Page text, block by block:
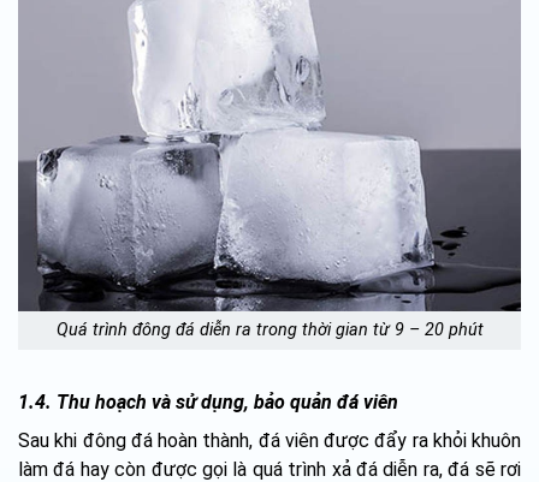
Quá trình đông đá diễn ra trong thời gian từ 9 – 20 phút
1.4. Thu hoạch và sử dụng, bảo quản đá viên
Sau khi đông đá hoàn thành, đá viên được đẩy ra khỏi khuôn
làm đá hay còn được gọi là quá trình xả đá diễn ra, đá sẽ rơi